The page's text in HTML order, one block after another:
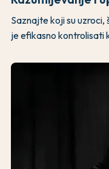
Saznajte koji su uzroci,
je efikasno kontrolisati